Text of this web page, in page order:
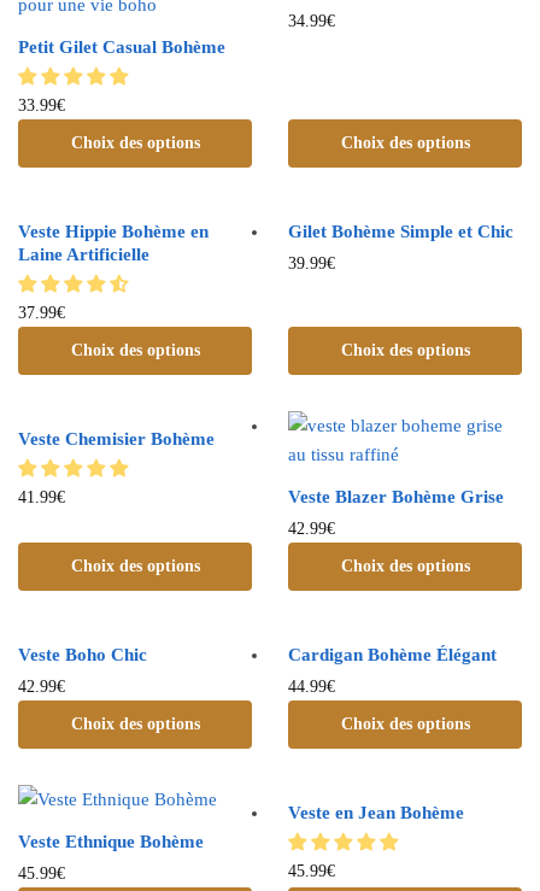
Petit Gilet Casual Bohème
33.99€
Choix des options
34.99€
Choix des options
Veste Hippie Bohème en
Laine Artificielle
37.99€
Choix des options
Gilet Bohème Simple et Chic
39.99€
Choix des options
Veste Chemisier Bohème
41.99€
Choix des options
Veste Blazer Bohème Grise
42.99€
Choix des options
Veste Boho Chic
42.99€
Choix des options
Cardigan Bohème Élégant
44.99€
Choix des options
Veste Ethnique Bohème
45.99€
Veste en Jean Bohème
45.99€